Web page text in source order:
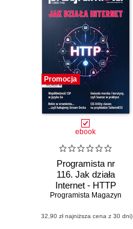
Promocja
ebook
Programista nr
116. Jak działa
Internet - HTTP
Programista Magazyn
(32,90 zł najniższa cena z 30 dni)